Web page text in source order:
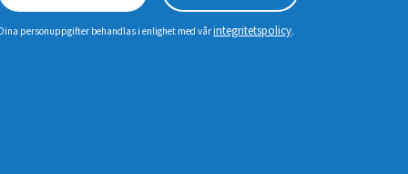
Dina personuppgifter behandlas i enlighet med vårintegritetspolicy.